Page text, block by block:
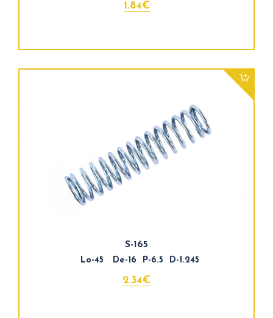
1.84€
S-165
Lo-45 De-16 P-6.5 D-1.245
2.34€